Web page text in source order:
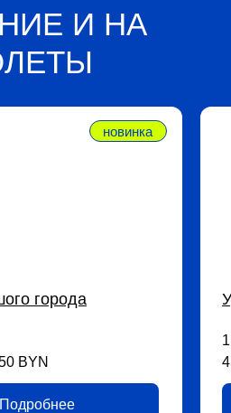
И НА
города
BYN
Подробнее
новинка